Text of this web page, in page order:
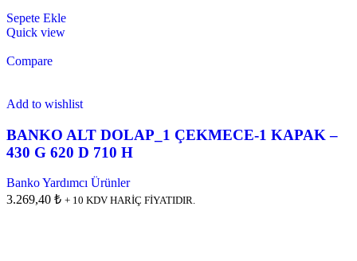
Sepete Ekle
Quick view
Compare
Add to wishlist
BANKO ALT DOLAP_1 ÇEKMECE-1 KAPAK –
430 G 620 D 710 H
Banko Yardımcı Ürünler
3.269,40 ₺ + 10 KDV HARİÇ FİYATIDIR.